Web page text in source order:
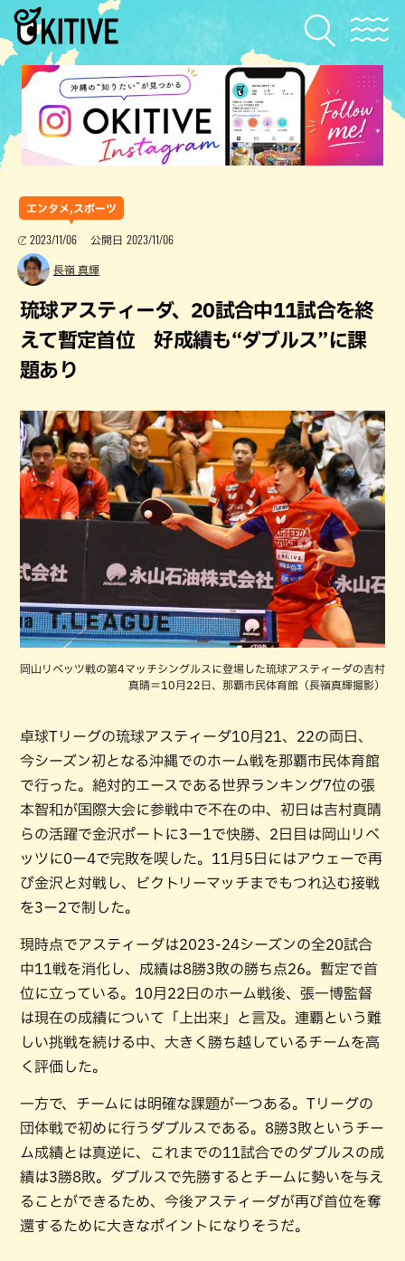
エンタメ,スポーツ
2023/11/06 公開日 2023/11/06
長嶺 真輝
琉球アスティーダ、20試合中11試合を終
えて暫定首位 好成績も“ダブルス”に課
題あり
岡山リベッツ戦の第4マッチシングルスに登場した琉球アスティーダの吉村
真晴＝10月22日、那覇市民体育館（長嶺真輝撮影）
卓球Tリーグの琉球アスティーダ10月21、22の両日、
今シーズン初となる沖縄でのホーム戦を那覇市民体育館
で行った。絶対的エースである世界ランキング7位の張
本智和が国際大会に参戦中で不在の中、初日は吉村真晴
らの活躍で金沢ポートに3ー1で快勝、2日目は岡山リベ
ッツに0ー4で完敗を喫した。11月5日にはアウェーで再
び金沢と対戦し、ビクトリーマッチまでもつれ込む接戦
を3ー2で制した。
現時点でアスティーダは2023-24シーズンの全20試合
中11戦を消化し、成績は8勝3敗の勝ち点26。暫定で首
位に立っている。10月22日のホーム戦後、張一博監督
は現在の成績について「上出来」と言及。連覇という難
しい挑戦を続ける中、大きく勝ち越しているチームを高
く評価した。
一方で、チームには明確な課題が一つある。Tリーグの
団体戦で初めに行うダブルスである。8勝3敗というチー
ム成績とは真逆に、これまでの11試合でのダブルスの成
績は3勝8敗。ダブルスで先勝するとチームに勢いを与え
ることができるため、今後アスティーダが再び首位を奪
還するために大きなポイントになりそうだ。